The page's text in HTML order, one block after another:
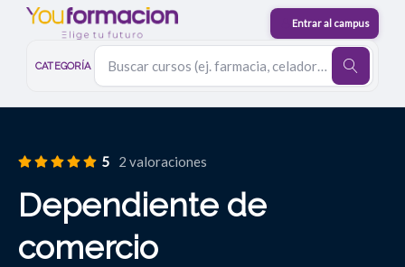
CATEGORÍA
5 2 valoraciones
Dependiente de
comercio